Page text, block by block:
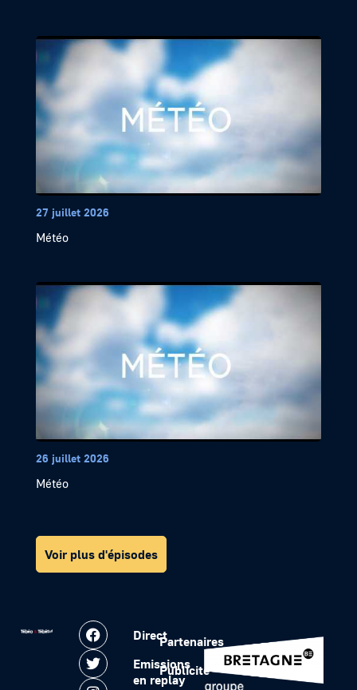
27 juillet 2026
Météo
26 juillet 2026
Météo
Voir plus d'épisodes
Direct
Emissions
en replay
Partenaires
Publicité